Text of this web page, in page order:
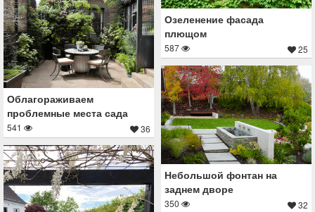
Озеленение фасада
плющом
587 25
Облагораживаем
проблемные места сада
541 36
Небольшой фонтан на
заднем дворе
350 32